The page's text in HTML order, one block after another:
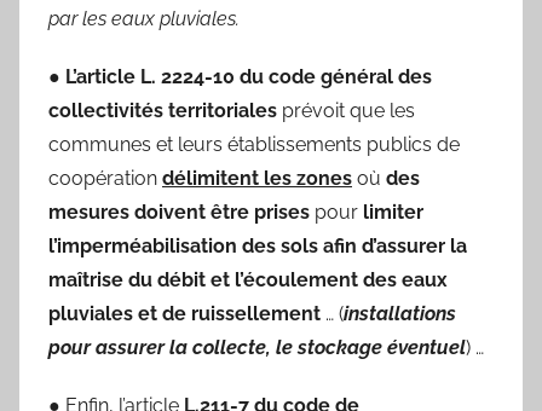
par les eaux pluviales.
● L’article L. 2224-10 du code général des
collectivités territoriales prévoit que les
communes et leurs établissements publics de
coopération délimitent les zones où des
mesures doivent être prises pour limiter
l’imperméabilisation des sols afin d’assurer la
maîtrise du débit et l’écoulement des eaux
pluviales et de ruissellement … (installations
pour assurer la collecte, le stockage éventuel) …
● Enfin, l’article L.211-7 du code de